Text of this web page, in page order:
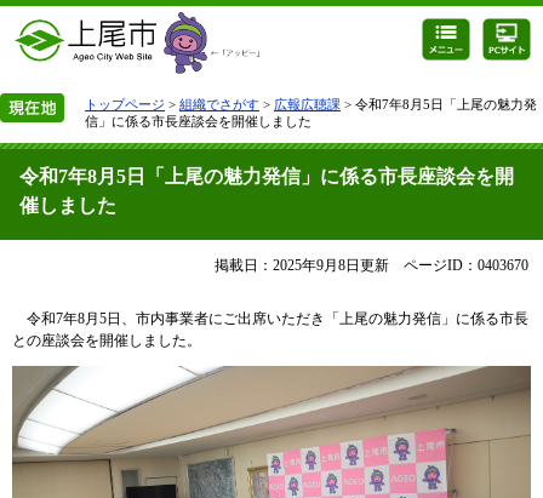
トップページ > 組織でさがす > 広報広聴課 > 令和7年8月5日「上尾の魅力発
信」に係る市長座談会を開催しました
令和7年8月5日「上尾の魅力発信」に係る市長座談会を開
催しました
掲載日：2025年9月8日更新 ページID：0403670
令和7年8月5日、市内事業者にご出席いただき「上尾の魅力発信」に係る市長
との座談会を開催しました。